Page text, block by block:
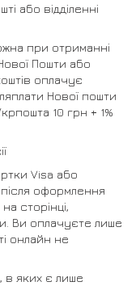
або відділенні
при отриманні
Пошти або
оплачує
Нової пошти
10 грн + 1%
Visa або
оформлення
сторінці,
Ви оплачуєте лише
онлайн не
в яких є лише